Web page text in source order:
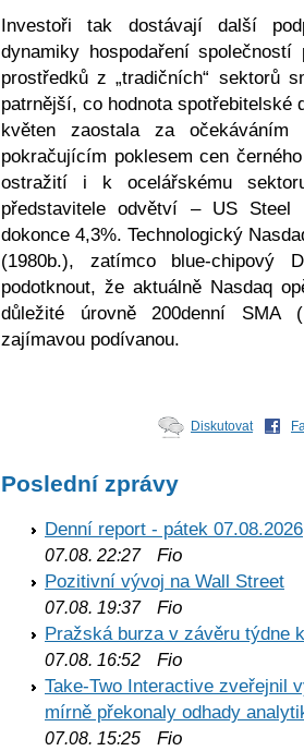
Investoři tak dostávají další
dynamiky hospodaření
prostředků z „tradičních“ sektorů
patrnější, co hodnota
květen zaostala za
pokračujícím poklesem cen
ostražití i k ocelářskému
představitele odvětví – US
dokonce 4,3%. Technologický
(1980b.), zatímco blue-chipový
podotknout, že aktuálně Nasdaq
důležité úrovně 200denní
zajímavou podívanou.
Diskutovat
Poslední zprávy
Denní report - pátek 07.08.2026
07.08. 22:27Fio
Pozitivní vývoj na Wall Street
07.08. 19:37Fio
Pražská burza v závěru týdne
07.08. 16:52 Fio
Take-Two Interactive zveřejnil
mírně překonaly odhady
07.08. 15:25 Fio